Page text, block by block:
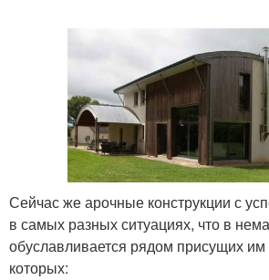
Сейчас же арочные конструкции с
в самых разных ситуациях, что в
обуславливается рядом присущих им
которых: